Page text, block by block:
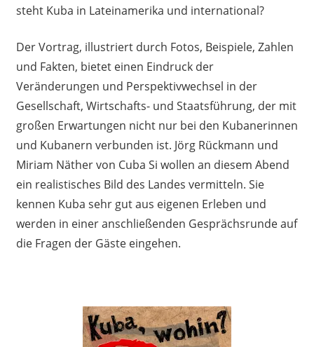
steht Kuba in Lateinamerika und international?
Der Vortrag, illustriert durch Fotos, Beispiele, Zahlen
und Fakten, bietet einen Eindruck der
Veränderungen und Perspektivwechsel in der
Gesellschaft, Wirtschafts- und Staatsführung, der mit
großen Erwartungen nicht nur bei den Kubanerinnen
und Kubanern verbunden ist. Jörg Rückmann und
Miriam Näther von Cuba Si wollen an diesem Abend
ein realistisches Bild des Landes vermitteln. Sie
kennen Kuba sehr gut aus eigenen Erleben und
werden in einer anschließenden Gesprächsrunde auf
die Fragen der Gäste eingehen.